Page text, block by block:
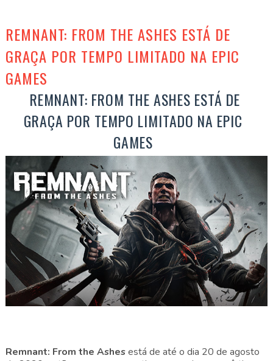
REMNANT: FROM THE ASHES ESTÁ DE
GRAÇA POR TEMPO LIMITADO NA EPIC
GAMES
REMNANT: FROM THE ASHES ESTÁ DE
GRAÇA POR TEMPO LIMITADO NA EPIC
GAMES
Remnant: From the Ashesestá de até o dia 20 de agosto